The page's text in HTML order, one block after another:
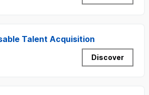
Talent Acquisition
Discover